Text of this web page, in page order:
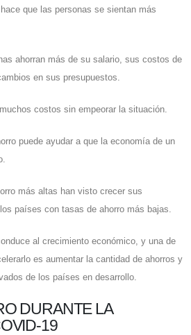
que las personas se sientan más
ahorran más de su salario, sus costos de
en sus presupuestos.
costos sin empeorar la situación.
puede ayudar a que la economía de un
más altas han visto crecer sus
países con tasas de ahorro más bajas.
al crecimiento económico, y una de
es aumentar la cantidad de ahorros y
de los países en desarrollo.
DURANTE LA
19